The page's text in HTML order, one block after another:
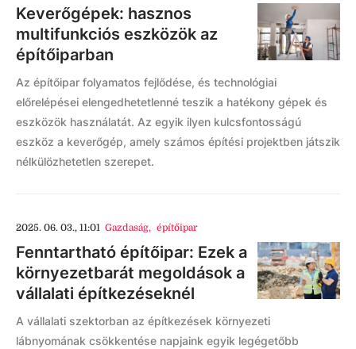
Keverőgépek: hasznos
multifunkciós eszközök az
építőiparban
Az építőipar folyamatos fejlődése, és technológiai
előrelépései elengedhetetlenné teszik a hatékony gépek és
eszközök használatát. Az egyik ilyen kulcsfontosságú
eszköz a keverőgép, amely számos építési projektben játszik
nélkülözhetetlen szerepet.
2025. 06. 03., 11:01 Gazdaság, építőipar
Fenntartható építőipar: Ezek a
környezetbarát megoldások a
vállalati építkezéseknél
A vállalati szektorban az építkezések környezeti
lábnyomának csökkentése napjaink egyik legégetőbb